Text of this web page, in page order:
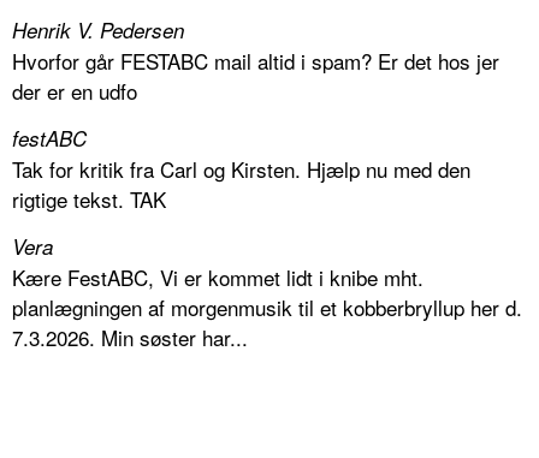
Henrik V. Pedersen
Hvorfor går FESTABC mail altid i spam? Er det hos jer
der er en udfo
festABC
Tak for kritik fra Carl og Kirsten. Hjælp nu med den
rigtige tekst. TAK
Vera
Kære FestABC, Vi er kommet lidt i knibe mht.
planlægningen af morgenmusik til et kobberbryllup her d.
7.3.2026. Min søster har...